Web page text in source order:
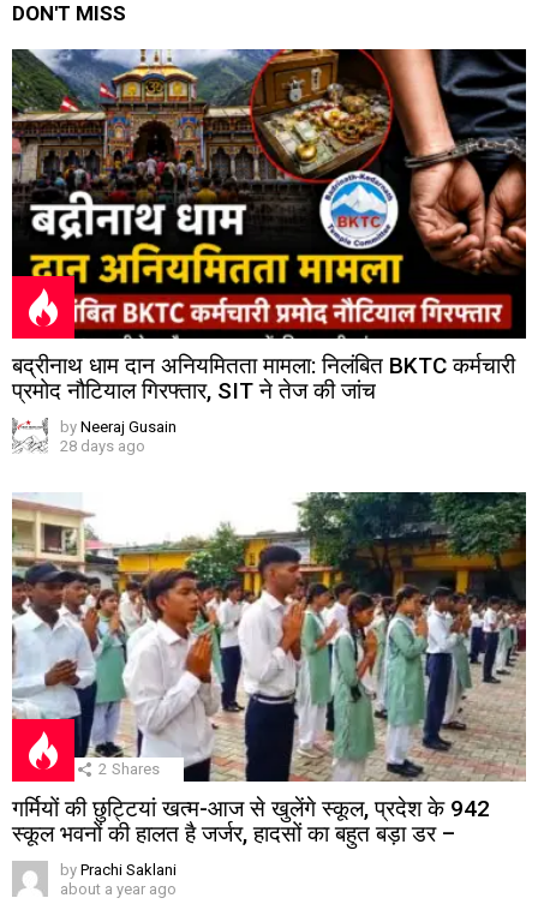
DON'T MISS
बद्रीनाथ धाम दान अनियमितता मामला: निलंबित BKTC कर्मचारी
प्रमोद नौटियाल गिरफ्तार, SIT ने तेज की जांच
by Neeraj Gusain
28 days ago
2 Shares
गर्मियों की छुट्टियां खत्म-आज से खुलेंगे स्कूल, प्रदेश के 942
स्कूल भवनों की हालत है जर्जर, हादसों का बहुत बड़ा डर –
by Prachi Saklani
about a year ago